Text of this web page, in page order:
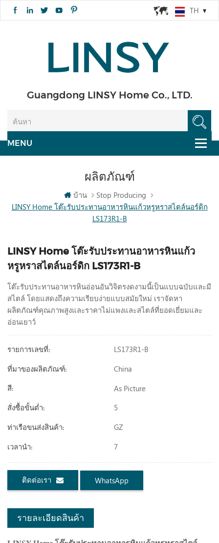
TH
Guangdong LINSY Home Co., LTD.
ผลิตภัณฑ์
บ้าน
Stop Producing
LINSY Home โต๊ะรับประทานอาหารหินแก้วหรูหราสไตล์นอร์ดิก
LS173R1-B
LINSY Home โต๊ะรับประทานอาหารหินแก้ว
หรูหราสไตล์นอร์ดิก LS173R1-B
โต๊ะรับประทานอาหารหินอ่อนอันวิจิตรงดงามนี้เป็นแบบฉบับและมี
สไตล์ โดยแสดงถึงความเรียบง่ายแบบสมัยใหม่ เราจัดหา
ผลิตภัณฑ์คุณภาพสูงและราคาไม่แพงและสไตล์ที่ยอดเยี่ยมและ
อ่อนเยาว์
รายการเลขที่: LS173R1-B
ที่มาของผลิตภัณฑ์: China
สี: As Picture
สั่งซื้อขั้นต่ำ: 5
ท่าเรือขนส่งสินค้า: GZ
เวลานำ: 7
ติดต่อเรา WhatsApp
รายละเอียดสินค้า